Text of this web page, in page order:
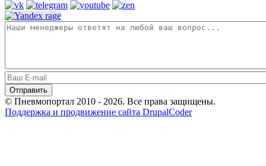
© Пневмопортал 2010 - 2026. Все права защищены.
Поддержка и продвижение сайта DrupalCoder